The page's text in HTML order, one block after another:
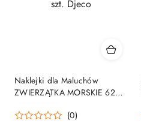
Naklejki dla Maluchów
ZWIERZĄTKA MORSKIE 62
(0)